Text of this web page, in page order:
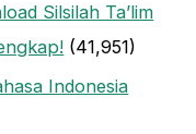
Silsilah Ta’lim
(41,951)
Indonesia